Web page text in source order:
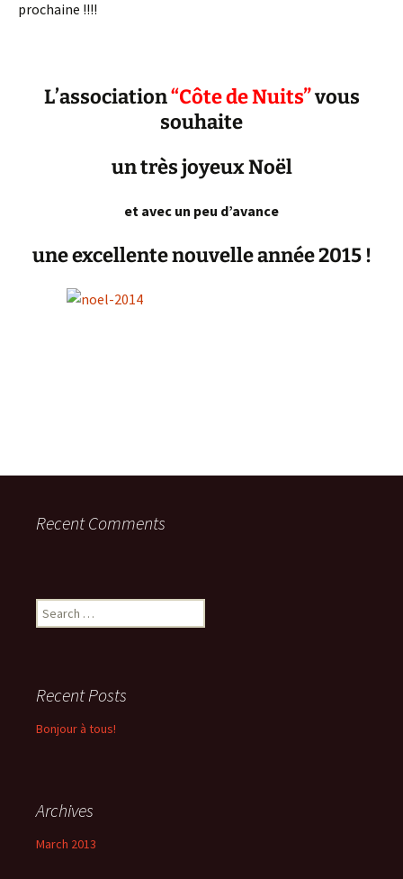
prochaine !!!!
L’association“Côtede Nuits”vous
souhaite
un très joyeux Noël
et avec un peu d’avance
une excellente nouvelle année 2015 !
Recent Comments
Search
for:
Recent Posts
Bonjour à tous!
Archives
March 2013